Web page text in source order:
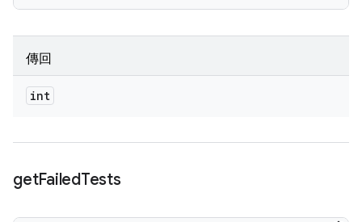
傳回
int
getFailedTests